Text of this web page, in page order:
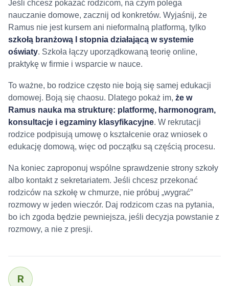
Jeśli chcesz pokazać rodzicom, na czym polega
nauczanie domowe, zacznij od konkretów. Wyjaśnij, że
Ramus nie jest kursem ani nieformalną platformą, tylko
szkołą branżową I stopnia działającą w systemie
oświaty. Szkoła łączy uporządkowaną teorię online,
praktykę w firmie i wsparcie w nauce.
To ważne, bo rodzice często nie boją się samej edukacji
domowej. Boją się chaosu. Dlatego pokaż im, że w
Ramus nauka ma strukturę: platformę, harmonogram,
konsultacje i egzaminy klasyfikacyjne. W rekrutacji
rodzice podpisują umowę o kształcenie oraz wniosek o
edukację domową, więc od początku są częścią procesu.
Na koniec zaproponuj wspólne sprawdzenie strony szkoły
albo kontakt z sekretariatem. Jeśli chcesz przekonać
rodziców na szkołę w chmurze, nie próbuj „wygrać”
rozmowy w jeden wieczór. Daj rodzicom czas na pytania,
bo ich zgoda będzie pewniejsza, jeśli decyzja powstanie z
rozmowy, a nie z presji.
R